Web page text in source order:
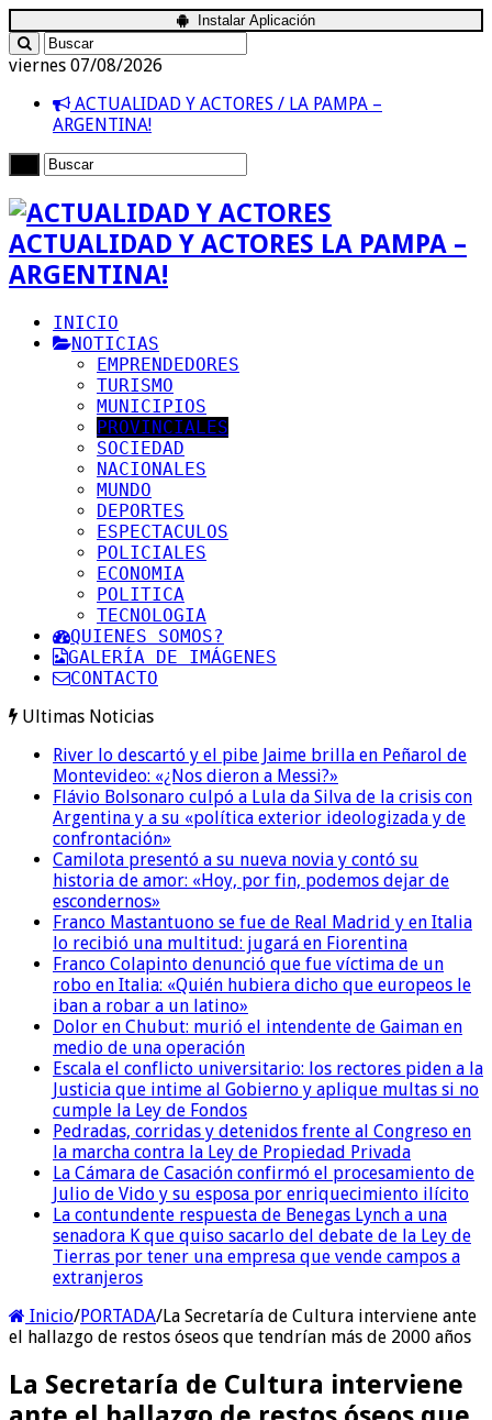
Instalar Aplicación
viernes 07/08/2026
ACTUALIDAD Y ACTORES / LA PAMPA –
ARGENTINA!
ACTUALIDAD Y ACTORES LA PAMPA –
ARGENTINA!
INICIO
NOTICIAS
EMPRENDEDORES
TURISMO
MUNICIPIOS
PROVINCIALES
SOCIEDAD
NACIONALES
MUNDO
DEPORTES
ESPECTACULOS
POLICIALES
ECONOMIA
POLITICA
TECNOLOGIA
QUIENES SOMOS?
GALERÍA DE IMÁGENES
CONTACTO
Ultimas Noticias
River lo descartó y el pibe Jaime brilla en Peñarol de
Montevideo: «¿Nos dieron a Messi?»
Flávio Bolsonaro culpó a Lula da Silva de la crisis con
Argentina y a su «política exterior ideologizada y de
confrontación»
Camilota presentó a su nueva novia y contó su
historia de amor: «Hoy, por fin, podemos dejar de
escondernos»
Franco Mastantuono se fue de Real Madrid y en Italia
lo recibió una multitud: jugará en Fiorentina
Franco Colapinto denunció que fue víctima de un
robo en Italia: «Quién hubiera dicho que europeos le
iban a robar a un latino»
Dolor en Chubut: murió el intendente de Gaiman en
medio de una operación
Escala el conflicto universitario: los rectores piden a la
Justicia que intime al Gobierno y aplique multas si no
cumple la Ley de Fondos
Pedradas, corridas y detenidos frente al Congreso en
la marcha contra la Ley de Propiedad Privada
La Cámara de Casación confirmó el procesamiento de
Julio de Vido y su esposa por enriquecimiento ilícito
La contundente respuesta de Benegas Lynch a una
senadora K que quiso sacarlo del debate de la Ley de
Tierras por tener una empresa que vende campos a
extranjeros
Inicio/PORTADA/La Secretaría de Cultura interviene ante
el hallazgo de restos óseos que tendrían más de 2000 años
La Secretaría de Cultura interviene